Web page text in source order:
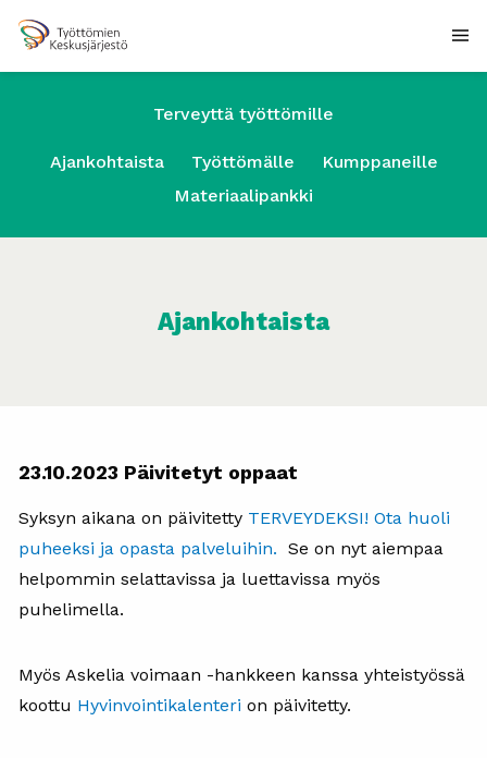
Terveyttä työttömille
Ajankohtaista Työttömälle
Kumppaneille
Materiaalipankki
Ajankohtaista
23.10.2023 Päivitetyt oppaat
Syksyn aikana on päivitetty TERVEYDEKSI! Ota huoli
puheeksi ja opasta palveluihin. Se on nyt aiempaa
helpommin selattavissa ja luettavissa myös
puhelimella.
Myös Askelia voimaan -hankkeen kanssa yhteistyössä
koottu Hyvinvointikalenteri on päivitetty.